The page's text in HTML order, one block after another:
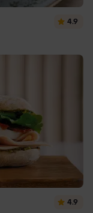
4.9
4.9